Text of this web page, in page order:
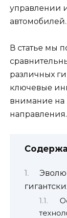
управлении
автомобилей.
В статье мы
различных
ключевые
внимание на
направления.